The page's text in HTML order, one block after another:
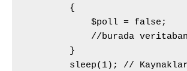
        {
            $poll = false;
//burada
        }
sleep(1); //